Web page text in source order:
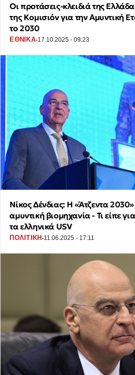
Οι προτάσεις-κλειδιά της
της Κομισιόν για την Αμυντική
το 2030
ΕΘΝΙΚΑ·17.10.2025 - 09:23
Νίκος Δένδιας: Η «Άτζεντα
αμυντική βιομηχανία - Τι είπε
τα ελληνικά USV
ΠΟΛΙΤΙΚΗ ·11.06.2025 - 17:11